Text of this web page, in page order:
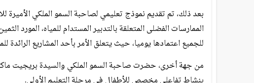
بعد ذلك، تم تقديم نموذج تعليمي لصاحبة السمو الملكي
الممارسات الفضلى المتعلقة بالتدبير المستدام للمياه، المورد
للجميع اعتمادها يوميا، حيث يتعلق الأمر بأحد المشاريع الرائدة
من جهة أخرى، حضرت صاحبة السمو الملكي والسيدة بريجيت